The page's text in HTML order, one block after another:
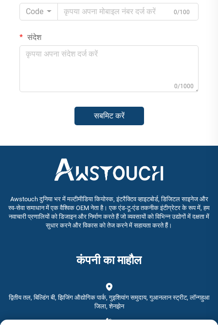
Code
0/100
संदेश
0/1000
सबमिट करें
Awstouch दुनिया भर में मल्टीमीडिया कियोस्क, इंटरैक्टिव व्हाइटबोर्ड, डिजिटल साइनेज और
स्व-सेवा समाधान में एक वैश्विक OEM नेता है। एक एंड-टू-एंड तकनीक इंटीग्रेटर के रूप में, हम
नवाचारी प्रणालियों को डिजाइन और निर्माण करते हैं जो व्यवसायों को विभिन्न उद्योगों में दक्षता में
सुधार करने और विकास को तेज करने में सहायता करते हैं।
कंपनी का माहौल
द्वितीय तल, बिल्डिंग बी, झिजिंग औद्योगिक पार्क, गुइशियांग समुदाय, गुआनलान स्ट्रीट, लॉन्गहुआ
जिला, शेनझेन